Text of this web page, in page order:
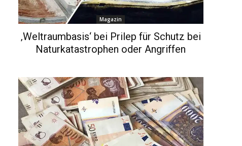
Magazin
‚Weltraumbasis‘ bei Prilep für Schutz bei
Naturkatastrophen oder Angriffen